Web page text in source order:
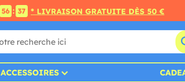
56 : 36 * LIVRAISON GRATUITE DÈS 50 €
ACCESSOIRES